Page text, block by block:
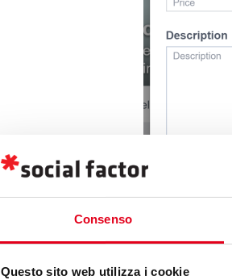
Consenso
Questo sito web utilizza i cookie
Clicca su “Add a Service” e compila i